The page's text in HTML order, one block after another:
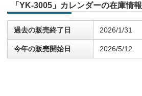
「YK-3005」カレンダーの在庫情報
過去の販売終了日 2026/1/31
今年の販売開始日 2026/5/12